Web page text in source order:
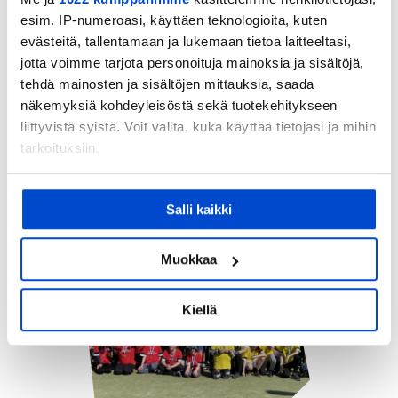
esim. IP-numeroasi, käyttäen teknologioita, kuten
evästeitä, tallentamaan ja lukemaan tietoa laitteeltasi,
jotta voimme tarjota personoituja mainoksia ja sisältöjä,
tehdä mainosten ja sisältöjen mittauksia, saada
näkemyksiä kohdeyleisöstä sekä tuotekehitykseen
liittyvistä syistä. Voit valita, kuka käyttää tietojasi ja mihin
tarkoituksiin.
Jos sallit, haluamme myös tehdä seuraavia:
Kerätä tietoja maantieteellisestä sijainnistasi,
mahdollisesti muutaman metrin tarkkuudella
Tunnistaa laitteesi skannaamalla sen
ominaispiirteitä aktiivisesti (sormenjäljen
Lue lisää siitä, miten henkilötietojasi käsitellään ja miten
voit määrittää asetuksesitiedot-osiossa. Voit muuttaa
suostumustasi tai peruuttaa sen milloin vain
evästeilmoituksessa.
Salli kaikki
Muokkaa
Kiellä
Käytännön vastuullisuustekoja –
näin huolehdimme ympäristöstä
ja lähiluonnosta
20.06.2023
Yleinen